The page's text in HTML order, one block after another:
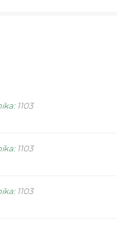
: 1103
: 1103
: 1103